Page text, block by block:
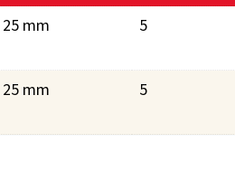
25 mm 5
25 mm 5